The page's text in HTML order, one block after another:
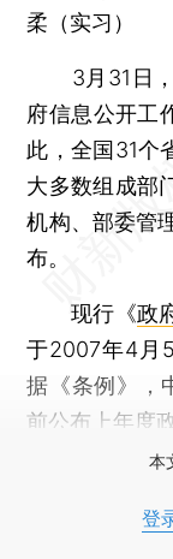
柔（实习）
3月31日，
府信息公开工
此，全国31个
大多数组成部
机构、部委管
布。
现行《政
于2007年4月
据《条例》，
前公布上年度
本
登